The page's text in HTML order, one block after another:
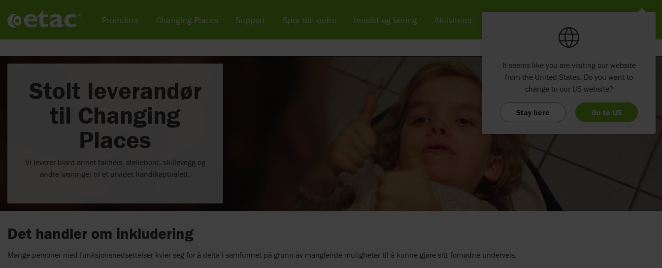
Stolt leverandør
til Changing
Places
Vi leverer blant annet takheis, stellebord, skillevegg og
andre løsninger til et utvidet handikaptoalett.
Det handler om inkludering
Mange personer med funksjonsnedsettelser kvier seg for å delta i samfunnet på grunn av manglende muligheter til å kunne gjøre sitt fornødne underveis.
Produkter Changing Places Support Spor din ordre Innsikt og læring Aktiviteter
It seems like you are visiting our website
from the United States. Do you want to
change to our US website?
Stay here Go to US